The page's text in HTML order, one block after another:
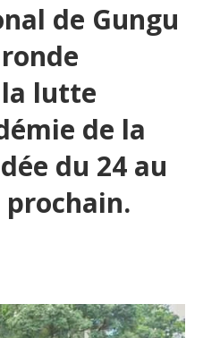
de Gungu
lutte
de la
du 24 au